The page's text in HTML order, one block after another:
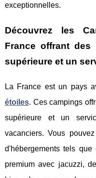
exceptionnelles.
Découvrez les
France offrant des
supérieure et un
La France est un pays
étoiles. Ces campings
supérieure et un
vacanciers. Vous
d'hébergements tels
premium avec jacuzzi,